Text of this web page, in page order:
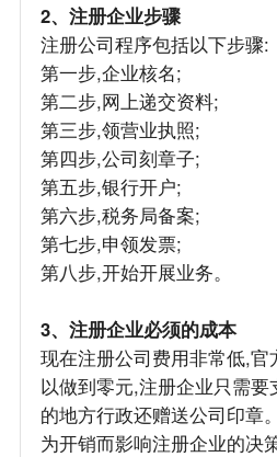
2、注册企业步骤
注册公司程序包括以下步骤:
第一步,企业核名;
第二步,网上递交资料;
第三步,领营业执照;
第四步,公司刻章子;
第五步,银行开户;
第六步,税务局备案;
第七步,申领发票;
第八步,开始开展业务。
3、注册企业必须的成本
现在注册公司费用非常低,
以做到零元,注册企业只需
的地方行政还赠送公司印章
为开销而影响注册企业的决策